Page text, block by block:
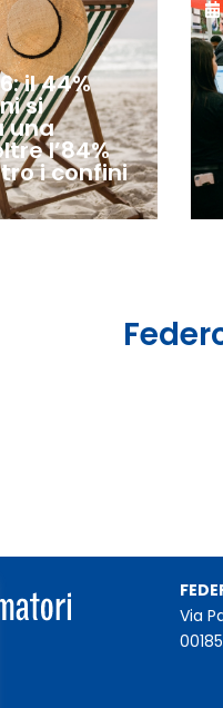
il 44%
si
una
l’84%
i confini
Via